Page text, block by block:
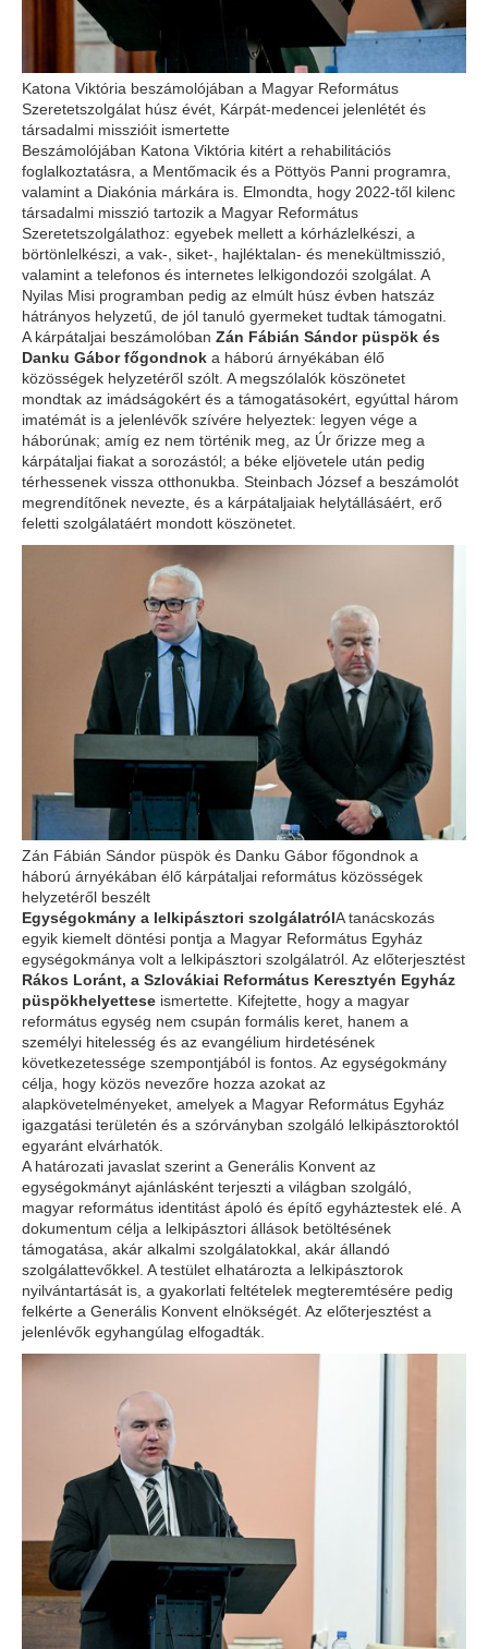
Katona Viktória beszámolójában a Magyar Református
Szeretetszolgálat húsz évét, Kárpát-medencei jelenlétét és
társadalmi misszióit ismertette
Beszámolójában Katona Viktória kitért a rehabilitációs
foglalkoztatásra, a Mentőmacik és a Pöttyös Panni programra,
valamint a Diakónia márkára is. Elmondta, hogy 2022-től kilenc
társadalmi misszió tartozik a Magyar Református
Szeretetszolgálathoz: egyebek mellett a kórházlelkészi, a
börtönlelkészi, a vak-, siket-, hajléktalan- és menekültmisszió,
valamint a telefonos és internetes lelkigondozói szolgálat. A
Nyilas Misi programban pedig az elmúlt húsz évben hatszáz
hátrányos helyzetű, de jól tanuló gyermeket tudtak támogatni.
A kárpátaljai beszámolóban Zán Fábián Sándor püspök és
Danku Gábor főgondnok a háború árnyékában élő
közösségek helyzetéről szólt. A megszólalók köszönetet
mondtak az imádságokért és a támogatásokért, egyúttal három
imatémát is a jelenlévők szívére helyeztek: legyen vége a
háborúnak; amíg ez nem történik meg, az Úr őrizze meg a
kárpátaljai fiakat a sorozástól; a béke eljövetele után pedig
térhessenek vissza otthonukba. Steinbach József a beszámolót
megrendítőnek nevezte, és a kárpátaljaiak helytállásáért, erő
feletti szolgálatáért mondott köszönetet.
Zán Fábián Sándor püspök és Danku Gábor főgondnok a
háború árnyékában élő kárpátaljai református közösségek
helyzetéről beszélt
Egységokmány a lelkipásztori szolgálatrólA tanácskozás
egyik kiemelt döntési pontja a Magyar Református Egyház
egységokmánya volt a lelkipásztori szolgálatról. Az előterjesztést
Rákos Loránt, a Szlovákiai Református Keresztyén Egyház
püspökhelyettese ismertette. Kifejtette, hogy a magyar
református egység nem csupán formális keret, hanem a
személyi hitelesség és az evangélium hirdetésének
következetessége szempontjából is fontos. Az egységokmány
célja, hogy közös nevezőre hozza azokat az
alapkövetelményeket, amelyek a Magyar Református Egyház
igazgatási területén és a szórványban szolgáló lelkipásztoroktól
egyaránt elvárhatók.
A határozati javaslat szerint a Generális Konvent az
egységokmányt ajánlásként terjeszti a világban szolgáló,
magyar református identitást ápoló és építő egyháztestek elé. A
dokumentum célja a lelkipásztori állások betöltésének
támogatása, akár alkalmi szolgálatokkal, akár állandó
szolgálattevőkkel. A testület elhatározta a lelkipásztorok
nyilvántartását is, a gyakorlati feltételek megteremtésére pedig
felkérte a Generális Konvent elnökségét. Az előterjesztést a
jelenlévők egyhangúlag elfogadták.